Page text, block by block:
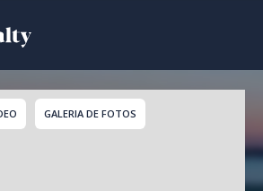
a venda
GALERIA DE FOTOS